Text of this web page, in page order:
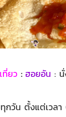
ที่ยว : ฮอยอัน :
ทุกวัน ตั้งแต่เวล